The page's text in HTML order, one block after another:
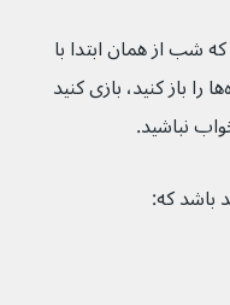
شب از همان ابتدا با
روز متفاوت است. در طول روز، پرده‌ها را باز کنید، بازی کنید
نباشید.
که: